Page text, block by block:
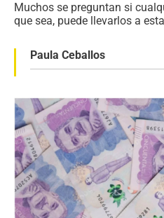
Muchos se preguntan si
que sea, puede llevarlos a
Paula Ceballos